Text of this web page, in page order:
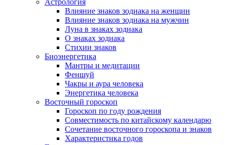
Астрология
Влияние знаков зодиака на женщин
Влияние знаков зодиака на мужчин
Луна в знаках зодиака
О знаках зодиака
Стихии знаков
Биоэнергетика
Мантры и медитации
Феншуй
Чакры и аура человека
Энергетика человека
Восточный гороскоп
Гороскоп по году рождения
Совместимость по китайскому календарю
Сочетание восточного гороскопа и знаков
Характеристика годов